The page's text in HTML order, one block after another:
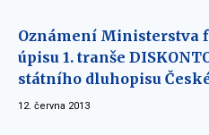
Oznámení Ministerstva
úpisu 1. tranše
státního dluhopisu
12. června 2013